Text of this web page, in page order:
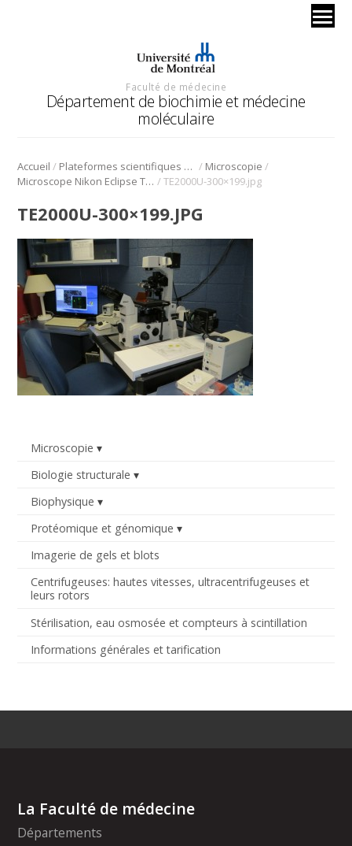
Faculté de médecine
Département de biochimie et médecine
moléculaire
Accueil / Plateformes scientifiques BMM / Microscopie /
Microscope Nikon Eclipse TE2000U /TE2000U-300×199.jpg
Microscopie
Biologie structurale
Biophysique
Protéomique et génomique
Imagerie de gels et blots
Centrifugeuses: hautes vitesses, ultracentrifugeuses et
leurs rotors
Stérilisation, eau osmosée et compteurs à scintillation
Informations générales et tarification
TE2000U-300×199.JPG
La Faculté de médecine
Départements